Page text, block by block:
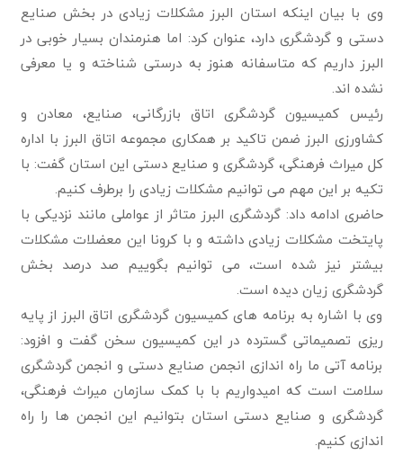
وی با بیان اینکه استان البرز مشکلات زیادی در بخش صنایع
دستی و گردشگری دارد، عنوان کرد: اما هنرمندان بسیار خوبی در
البرز داریم که متاسفانه هنوز به درستی شناخته و یا معرفی
نشده اند.
رئیس کمیسیون گردشگری اتاق بازرگانی، صنایع، معادن و
کشاورزی البرز ضمن تاکید بر همکاری مجموعه اتاق البرز با اداره
کل میراث فرهنگی، گردشگری و صنایع دستی این استان گفت: با
تکیه بر این مهم می توانیم مشکلات زیادی را برطرف کنیم.
حاضری ادامه داد: گردشگری البرز متاثر از عواملی مانند نزدیکی با
پایتخت مشکلات زیادی داشته و با کرونا این معضلات مشکلات
بیشتر نیز شده است، می توانیم بگوییم صد درصد بخش
گردشگری زیان دیده است.
وی با اشاره به برنامه های کمیسیون گردشگری اتاق البرز از پایه
ریزی تصمیماتی گسترده در این کمیسیون سخن گفت و افزود:
برنامه آتی ما راه اندازی انجمن صنایع دستی و انجمن گردشگری
سلامت است که امیدواریم با با کمک سازمان میراث فرهنگی،
گردشگری و صنایع دستی استان بتوانیم این انجمن ها را راه
اندازی کنیم.